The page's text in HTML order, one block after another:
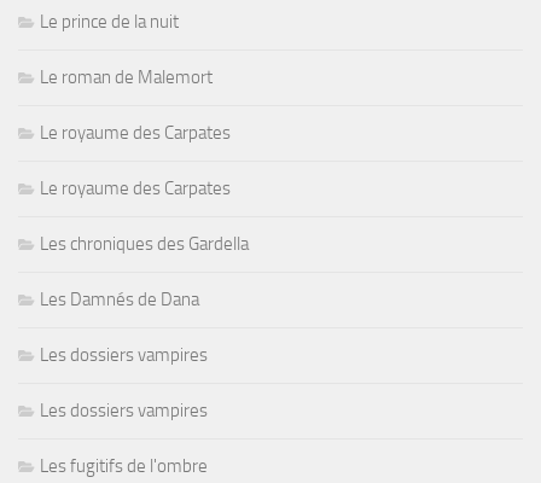
Le prince de la nuit
Le roman de Malemort
Le royaume des Carpates
Le royaume des Carpates
Les chroniques des Gardella
Les Damnés de Dana
Les dossiers vampires
Les dossiers vampires
Les fugitifs de l'ombre